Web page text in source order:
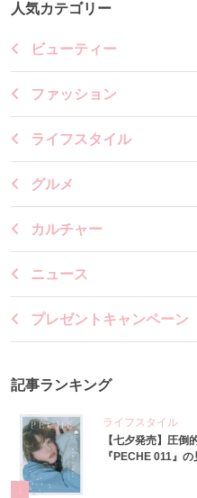
人気カテゴリー
ビューティー
ファッション
ライフスタイル
グルメ
カルチャー
ニュース
プレゼントキャンペーン
記事ランキング
ライフスタイル
【七夕発売】圧倒
『PECHE 011』